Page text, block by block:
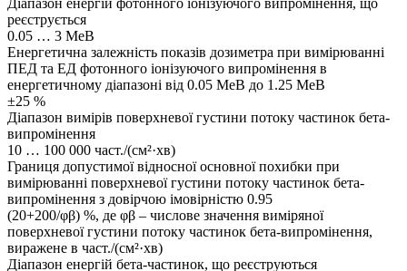
Діапазон енергій фотонного іонізуючого випромінення, що
реєструється
0.05 … 3 МеВ
Енергетична залежність показів дозиметра при вимірюванні
ПЕД та ЕД фотонного іонізуючого випромінення в
енергетичному діапазоні від 0.05 МеВ до 1.25 МеВ
±25 %
Діапазон вимірів поверхневої густини потоку частинок бета-
випромінення
10 … 100 000 част./(см²·хв)
Границя допустимої відносної основної похибки при
вимірюванні поверхневої густини потоку частинок бета-
випромінення з довірчою імовірністю 0.95
(20+200/φβ) %, де φβ – числове значення виміряної
поверхневої густини потоку частинок бета-випромінення,
виражене в част./(см²·хв)
Діапазон енергій бета-частинок, що реєструються